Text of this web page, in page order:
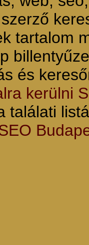
tartalom
és
kerülni
találati